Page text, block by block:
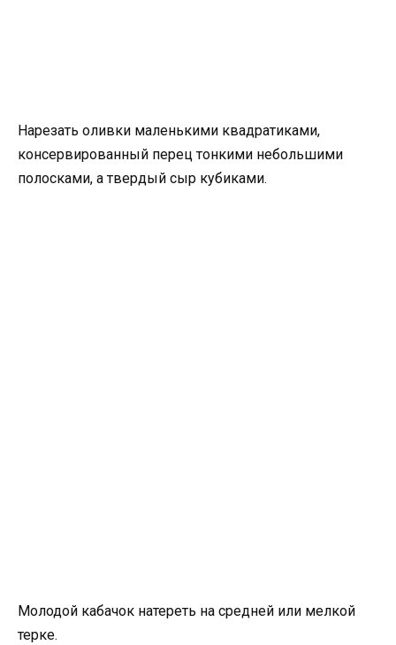
Нарезать оливки маленькими квадратиками,
консервированный перец тонкими небольшими
полосками, а твердый сыр кубиками.
Молодой кабачок натереть на средней или мелкой
терке.